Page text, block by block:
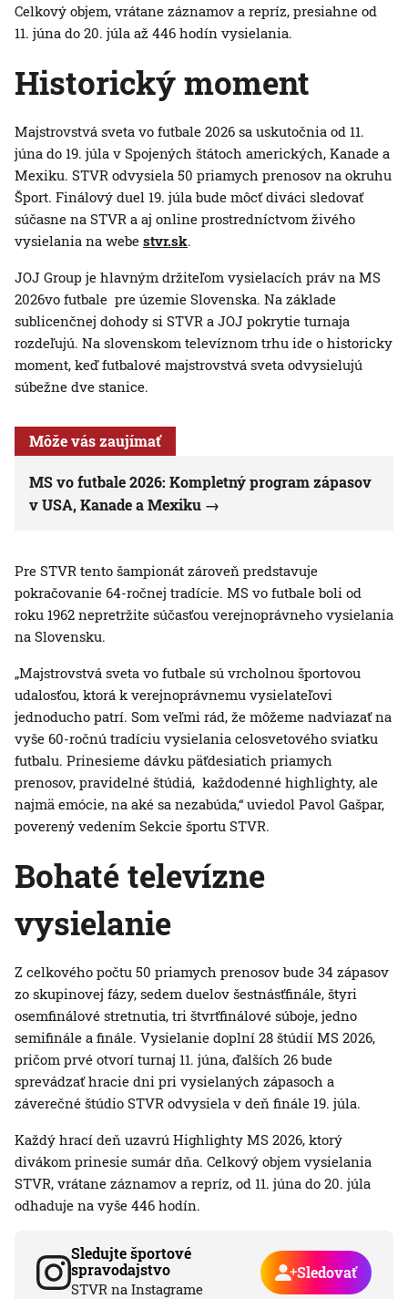
Celkový objem, vrátane záznamov a repríz, presiahne od
11. júna do 20. júla až 446 hodín vysielania.
Historický moment
Majstrovstvá sveta vo futbale 2026 sa uskutočnia od 11.
júna do 19. júla v Spojených štátoch amerických, Kanade a
Mexiku. STVR odvysiela 50 priamych prenosov na okruhu
Šport. Finálový duel 19. júla bude môcť diváci sledovať
súčasne na STVR a aj online prostredníctvom živého
vysielania na webe stvr.sk.
JOJ Group je hlavným držiteľom vysielacích práv na MS
2026vo futbale pre územie Slovenska. Na základe
sublicenčnej dohody si STVR a JOJ pokrytie turnaja
rozdeľujú. Na slovenskom televíznom trhu ide o historicky
moment, keď futbalové majstrovstvá sveta odvysielujú
súbežne dve stanice.
Môže vás zaujímať
MS vo futbale 2026: Kompletný program zápasov
v USA, Kanade a Mexiku
Pre STVR tento šampionát zároveň predstavuje
pokračovanie 64-ročnej tradície. MS vo futbale boli od
roku 1962 nepretržite súčasťou verejnoprávneho vysielania
na Slovensku.
„Majstrovstvá sveta vo futbale sú vrcholnou športovou
udalosťou, ktorá k verejnoprávnemu vysielateľovi
jednoducho patrí. Som veľmi rád, že môžeme nadviazať na
vyše 60-ročnú tradíciu vysielania celosvetového sviatku
futbalu. Prinesieme dávku päťdesiatich priamych
prenosov, pravidelné štúdiá, každodenné highlighty, ale
najmä emócie, na aké sa nezabúda,“ uviedol Pavol Gašpar,
poverený vedením Sekcie športu STVR.
Bohaté televízne
vysielanie
Z celkového počtu 50 priamych prenosov bude 34 zápasov
zo skupinovej fázy, sedem duelov šestnásťfinále, štyri
osemfinálové stretnutia, tri štvrťfinálové súboje, jedno
semifinále a finále. Vysielanie doplní 28 štúdií MS 2026,
pričom prvé otvorí turnaj 11. júna, ďalších 26 bude
sprevádzať hracie dni pri vysielaných zápasoch a
záverečné štúdio STVR odvysiela v deň finále 19. júla.
Každý hrací deň uzavrú Highlighty MS 2026, ktorý
divákom prinesie sumár dňa. Celkový objem vysielania
STVR, vrátane záznamov a repríz, od 11. júna do 20. júla
odhaduje na vyše 446 hodín.
Sledujte športové
spravodajstvo
STVR na Instagrame
Sledovať